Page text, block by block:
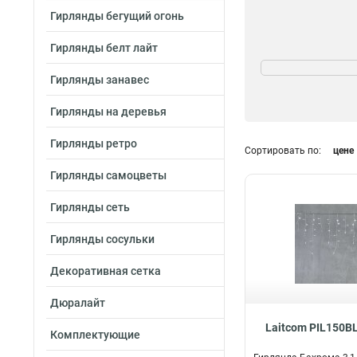
Гирлянды бегущий огонь
Гирлянды белт лайт
Гирлянды занавес
Гирлянды на деревья
Гирлянды ретро
Гирлянды самоцветы
Гирлянды сеть
Гирлянды сосульки
Декоративная сетка
Дюралайт
Комплектующие
для улицы 43
да
нет 84
Сортировать по: цене
Laitcom